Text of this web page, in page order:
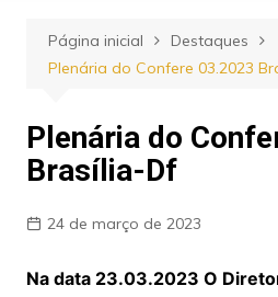
Página inicial
Destaques
Plenária do Confere 03.2023
Plenária do
Brasília-Df
24 de março de 2023
Na data 23.03.2023 O